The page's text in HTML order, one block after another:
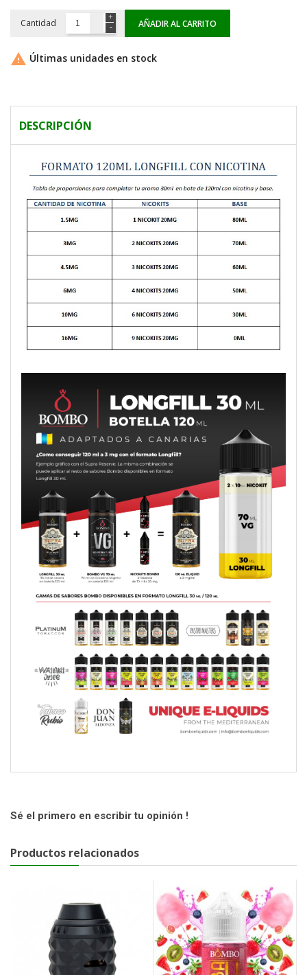
Cantidad AÑADIR AL CARRITO
 Últimas unidades en stock
DESCRIPCIÓN
Sé el primero en escribir tu opinión !
Productos relacionados